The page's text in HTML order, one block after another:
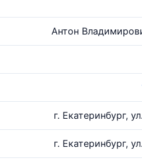
Антон
г. Екатеринбург,
г. Екатеринбург,